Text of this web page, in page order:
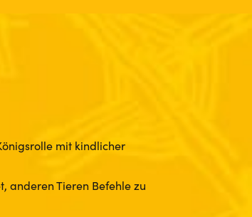
mit kindlicher
anderen Tieren Befehle zu